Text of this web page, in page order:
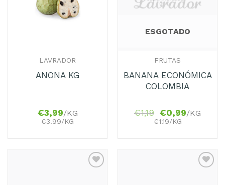
LAVRADOR
ANONA KG
€3,99/KG
€3.99/KG
ESGOTADO
FRUTAS
BANANA ECONÓMICA
COLOMBIA
€1,19 €0,99/KG
€1.19/KG